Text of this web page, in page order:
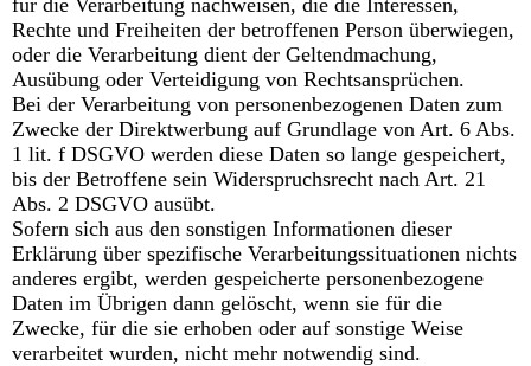
für die Verarbeitung nachweisen, die die Interessen,
Rechte und Freiheiten der betroffenen Person überwiegen,
oder die Verarbeitung dient der Geltendmachung,
Ausübung oder Verteidigung von Rechtsansprüchen.
Bei der Verarbeitung von personenbezogenen Daten zum
Zwecke der Direktwerbung auf Grundlage von Art. 6 Abs.
1 lit. f DSGVO werden diese Daten so lange gespeichert,
bis der Betroffene sein Widerspruchsrecht nach Art. 21
Abs. 2 DSGVO ausübt.
Sofern sich aus den sonstigen Informationen dieser
Erklärung über spezifische Verarbeitungssituationen nichts
anderes ergibt, werden gespeicherte personenbezogene
Daten im Übrigen dann gelöscht, wenn sie für die
Zwecke, für die sie erhoben oder auf sonstige Weise
verarbeitet wurden, nicht mehr notwendig sind.